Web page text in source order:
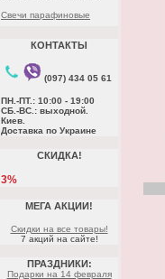
Свечи парафиновые
КОНТАКТЫ
(097) 434 05 61
ПН.-ПТ.: 10:00 - 19:00
СБ.-ВС.: выходной.
Киев.
Доставка по Украине
СКИДКА!
3%
МЕГА АКЦИИ!
Скидки на все товары!
7 акций на сайте!
ПРАЗДНИКИ:
Подарки на 14 февраля